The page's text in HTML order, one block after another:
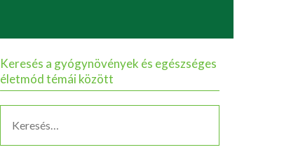
Keresés a gyógynövények és egészséges
életmód témái között